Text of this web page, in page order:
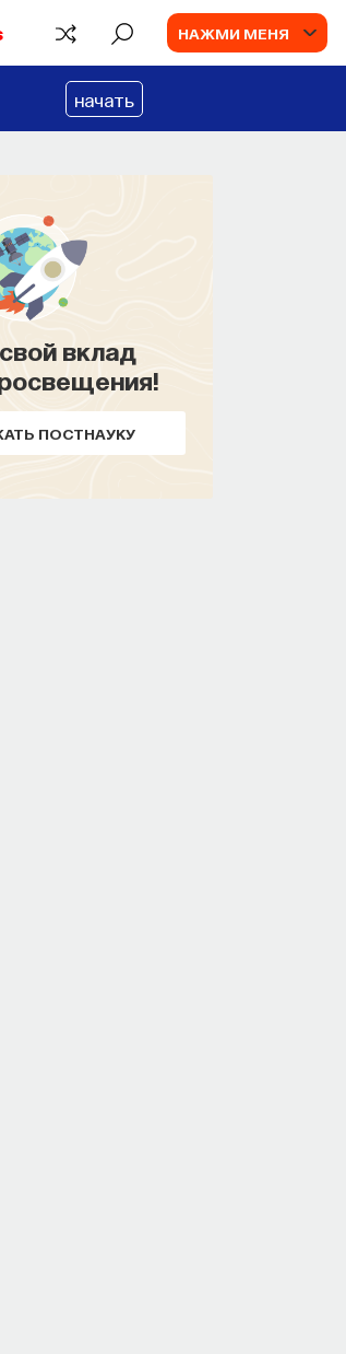
НАЖМИ МЕНЯ
начать
вклад
ПОСТНАУКУ